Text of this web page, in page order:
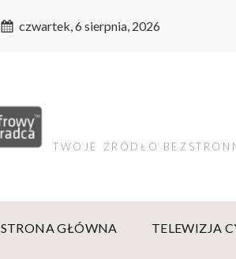
czwartek, 6 sierpnia, 2026
TWOJE ŹRÓDŁO
STRONA GŁÓWNA TELEWIZJA